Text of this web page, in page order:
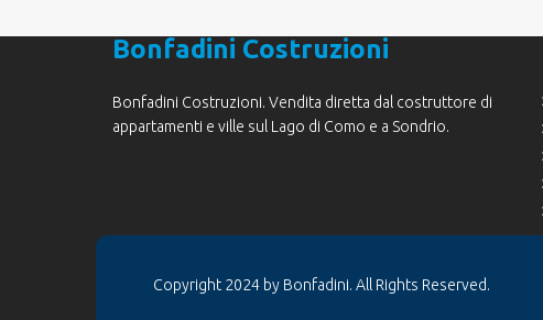
Bonfadini Costruzioni
Bonfadini Costruzioni. Vendita diretta dal costruttore di
appartamenti e ville sul Lago di Como e a Sondrio.
Copyright 2024 by Bonfadini. All Rights Reserved.